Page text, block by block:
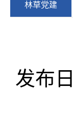
林草党建
发布